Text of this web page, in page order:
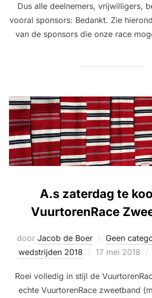
Dus alle deelnemers, vrijwilligers,
vooral sponsors: Bedankt. Zie
van de sponsors die onze race
A.s zaterdag te
VuurtorenRace
door Jacob de Boer Geen
wedstrijden 2018
Geplaatst
17 mei 2018
Roei volledig in stijl de
echte VuurtorenRace zweetband